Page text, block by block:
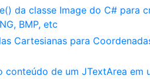
da classe Image do C# para
BMP, etc
Cartesianas para
de um JTextArea em